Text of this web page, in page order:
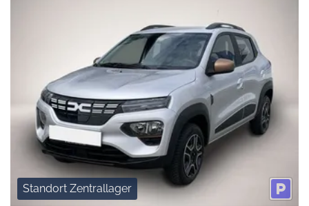
Standort Zentrallager